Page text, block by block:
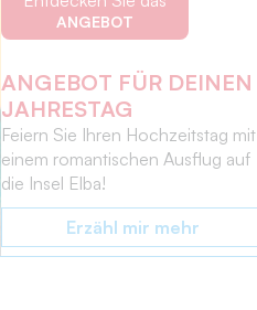
ANGEBOT
ANGEBOT FÜR DEINEN
JAHRESTAG
Feiern Sie Ihren Hochzeitstag mit
einem romantischen Ausflug auf
die Insel Elba!
Erzähl mir mehr